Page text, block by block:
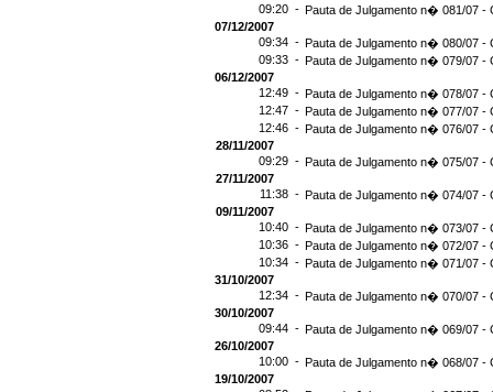
09:20 - Pauta de Julgamento n� 081/07 -
07/12/2007
09:34 - Pauta de Julgamento n� 080/07 -
09:33 - Pauta de Julgamento n� 079/07 -
06/12/2007
12:49 - Pauta de Julgamento n� 078/07 -
12:47 - Pauta de Julgamento n� 077/07 -
12:46 - Pauta de Julgamento n� 076/07 -
28/11/2007
09:29 - Pauta de Julgamento n� 075/07 -
27/11/2007
11:38 - Pauta de Julgamento n� 074/07 -
09/11/2007
10:40 - Pauta de Julgamento n� 073/07 -
10:36 - Pauta de Julgamento n� 072/07 -
10:34 - Pauta de Julgamento n� 071/07 -
31/10/2007
12:34 - Pauta de Julgamento n� 070/07 -
30/10/2007
09:44 - Pauta de Julgamento n� 069/07 -
26/10/2007
10:00 - Pauta de Julgamento n� 068/07 -
19/10/2007